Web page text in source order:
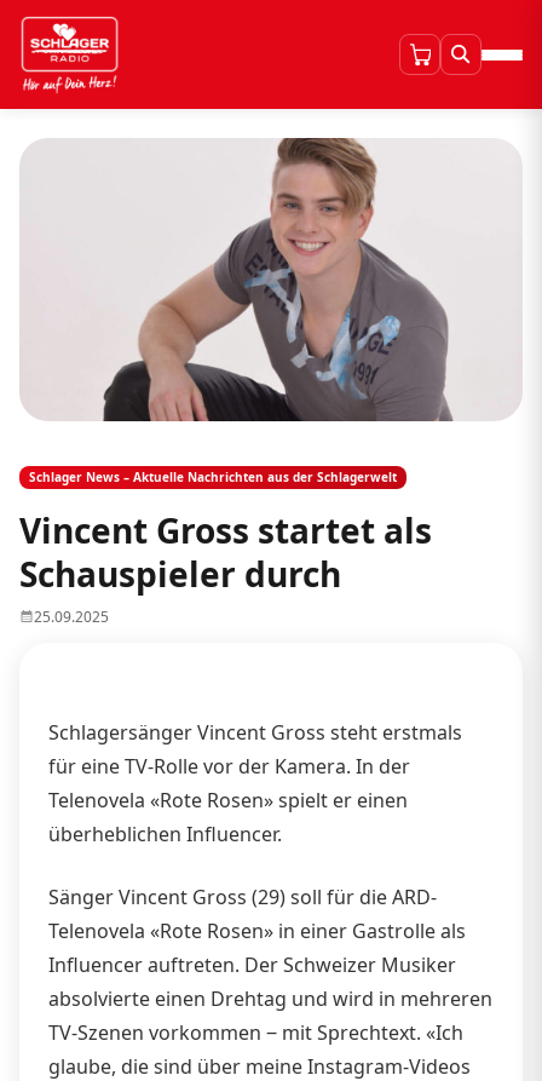
Schlager News – Aktuelle Nachrichten aus der Schlagerwelt
Vincent Gross startet als
Schauspieler durch
25.09.2025
Schlagersänger Vincent Gross steht erstmals
für eine TV-Rolle vor der Kamera. In der
Telenovela «Rote Rosen» spielt er einen
überheblichen Influencer.
Sänger Vincent Gross (29) soll für die ARD-
Telenovela «Rote Rosen» in einer Gastrolle als
Influencer auftreten. Der Schweizer Musiker
absolvierte einen Drehtag und wird in mehreren
TV-Szenen vorkommen ‒ mit Sprechtext. «Ich
glaube, die sind über meine Instagram-Videos